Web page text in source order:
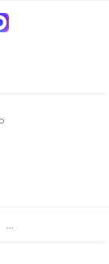
...